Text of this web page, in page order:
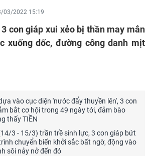
03/2022 15:19
con giáp xui xẻo bị thần may mắn
xuống dốc, đường công danh mịt
vào cục diện 'nước đẩy thuyền lên', 3 con
bắt cơ hội trong 49 ngày tới, đảm bào
thấy TIỀN
3 - 15/3) trần trề sinh lực, 3 con giáp bứt
chuyển biến khởi sắc bất ngờ, động vào
sôi nảy nở đến đó